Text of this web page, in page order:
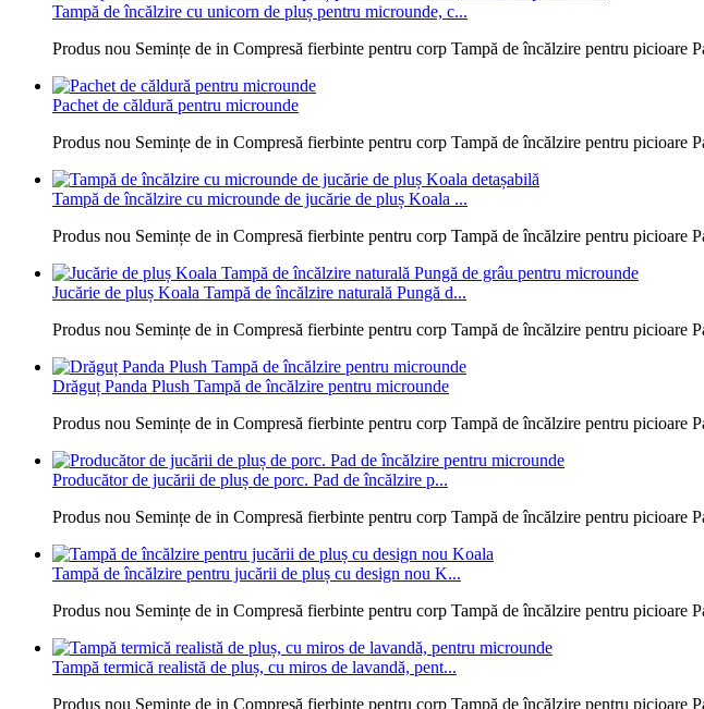
Tampă de încălzire cu unicorn de pluș pentru microunde, c...
Produs nou Semințe de in Compresă fierbinte pentru corp Tampă de încălzire pentru
Pachet de căldură pentru microunde
Produs nou Semințe de in Compresă fierbinte pentru corp Tampă de încălzire pentru
Tampă de încălzire cu microunde de jucărie de pluș Koala ...
Produs nou Semințe de in Compresă fierbinte pentru corp Tampă de încălzire pentru
Jucărie de pluș Koala Tampă de încălzire naturală Pungă d...
Produs nou Semințe de in Compresă fierbinte pentru corp Tampă de încălzire pentru
Drăguț Panda Plush Tampă de încălzire pentru microunde
Produs nou Semințe de in Compresă fierbinte pentru corp Tampă de încălzire pentru
Producător de jucării de pluș de porc. Pad de încălzire p...
Produs nou Semințe de in Compresă fierbinte pentru corp Tampă de încălzire pentru
Tampă de încălzire pentru jucării de pluș cu design nou K...
Produs nou Semințe de in Compresă fierbinte pentru corp Tampă de încălzire pentru
Tampă termică realistă de pluș, cu miros de lavandă, pent...
Produs nou Semințe de in Compresă fierbinte pentru corp Tampă de încălzire pentru